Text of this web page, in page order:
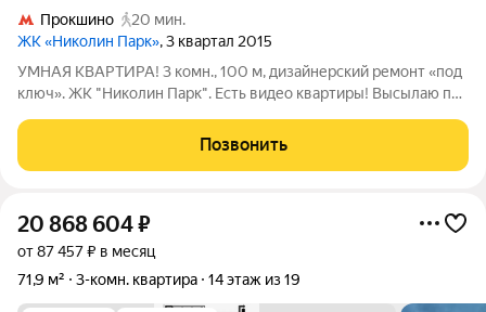
Прокшино
20 мин.
ЖК «Николин Парк», 3 квартал 2015
УМНАЯ КВАРТИРА! 3 комн., 100 м, дизайнерский ремонт «под
ключ». ЖК "Николин Парк". Есть видео квартиры! Высылаю при
продуманной концепцией для вашего комфорта! Забудьте о
проблемах и затратах
Позвонить
20 868 604₽
от 87 457 ₽ в месяц
71,9 м²
3-комн. квартира 14 этаж из 19